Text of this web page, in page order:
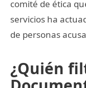
comité de ética
servicios ha
de personas
¿Quién